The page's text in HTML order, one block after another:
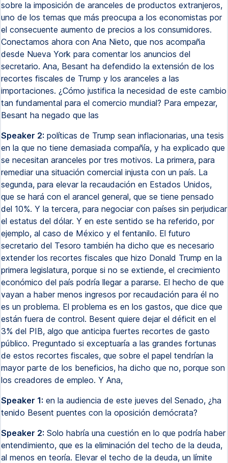
sobre la imposición de aranceles de productos extranjeros,
uno de los temas que más preocupa a los economistas por
el consecuente aumento de precios a los consumidores.
Conectamos ahora con Ana Nieto, que nos acompaña
desde Nueva York para comentar los anuncios del
secretario. Ana, Besant ha defendido la extensión de los
recortes fiscales de Trump y los aranceles a las
importaciones. ¿Cómo justifica la necesidad de este cambio
tan fundamental para el comercio mundial? Para empezar,
Besant ha negado que las
Speaker 2: políticas de Trump sean inflacionarias, una tesis
en la que no tiene demasiada compañía, y ha explicado que
se necesitan aranceles por tres motivos. La primera, para
remediar una situación comercial injusta con un país. La
segunda, para elevar la recaudación en Estados Unidos,
que se hará con el arancel general, que se tiene pensado
del 10%. Y la tercera, para negociar con países sin perjudicar
el estatus del dólar. Y en este sentido se ha referido, por
ejemplo, al caso de México y el fentanilo. El futuro
secretario del Tesoro también ha dicho que es necesario
extender los recortes fiscales que hizo Donald Trump en la
primera legislatura, porque si no se extiende, el crecimiento
económico del país podría llegar a pararse. El hecho de que
vayan a haber menos ingresos por recaudación para él no
es un problema. El problema es en los gastos, que dice que
están fuera de control. Besent quiere dejar el déficit en el
3% del PIB, algo que anticipa fuertes recortes de gasto
público. Preguntado si exceptuaría a las grandes fortunas
de estos recortes fiscales, que sobre el papel tendrían la
mayor parte de los beneficios, ha dicho que no, porque son
los creadores de empleo. Y Ana,
Speaker 1: en la audiencia de este jueves del Senado, ¿ha
tenido Besent puentes con la oposición demócrata?
Speaker 2: Solo habría una cuestión en lo que podría haber
entendimiento, que es la eliminación del techo de la deuda,
al menos en teoría. Elevar el techo de la deuda, un límite